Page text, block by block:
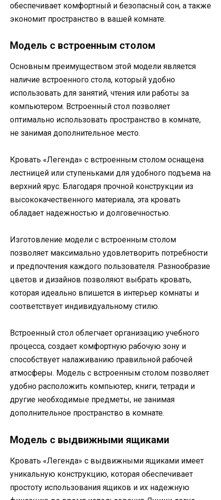
обеспечивает комфортный и безопасный сон, а также
экономит пространство в вашей комнате.
Модель с встроенным столом
Основным преимуществом этой модели является
наличие встроенного стола, который удобно
использовать для занятий, чтения или работы за
компьютером. Встроенный стол позволяет
оптимально использовать пространство в комнате,
не занимая дополнительное место.
Кровать «Легенда» с встроенным столом оснащена
лестницей или ступеньками для удобного подъема на
верхний ярус. Благодаря прочной конструкции из
высококачественного материала, эта кровать
обладает надежностью и долговечностью.
Изготовление модели с встроенным столом
позволяет максимально удовлетворить потребности
и предпочтения каждого пользователя. Разнообразие
цветов и дизайнов позволяют выбрать кровать,
которая идеально впишется в интерьер комнаты и
соответствует индивидуальному стилю.
Встроенный стол облегчает организацию учебного
процесса, создает комфортную рабочую зону и
способствует налаживанию правильной рабочей
атмосферы. Модель с встроенным столом позволяет
удобно расположить компьютер, книги, тетради и
другие необходимые предметы, не занимая
дополнительное пространство в комнате.
Модель с выдвижными ящиками
Кровать «Легенда» с выдвижными ящиками имеет
уникальную конструкцию, которая обеспечивает
простоту использования ящиков и их надежную